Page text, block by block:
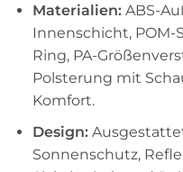
Materialien:ABS-
Innenschicht, POM-
Ring, PA-
Polsterung mit
Komfort.
Design:
Sonnenschutz,